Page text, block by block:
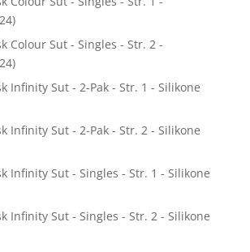
Colour Sut - Singles - Str. 2 -
Infinity Sut - 2-Pak - Str. 1 - Silikone
Infinity Sut - 2-Pak - Str. 2 - Silikone
Infinity Sut - Singles - Str. 1 - Silikone
Infinity Sut - Singles - Str. 2 - Silikone